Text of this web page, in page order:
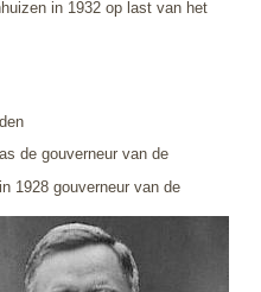
in 1932 op last van het
de gouverneur van de
1928 gouverneur van de